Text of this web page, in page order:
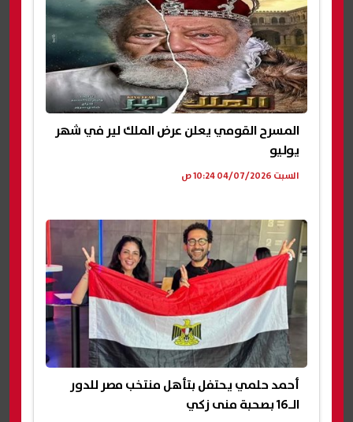
المسرح القومي يعلن عرض الملك لير في شهر
يوليو
السبت 04/07/2026 10:24 ص
أحمد حلمي يحتفل بتأهل منتخب مصر للدور
الـ16 بصحبة منى زكي